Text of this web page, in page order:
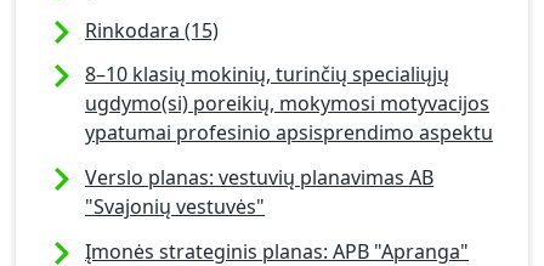
Rinkodara (15)
8–10 klasių mokinių, turinčių specialiųjų
ugdymo(si) poreikių, mokymosi motyvacijos
ypatumai profesinio apsisprendimo aspektu
Verslo planas: vestuvių planavimas AB
"Svajonių vestuvės"
Įmonės strateginis planas: APB "Apranga"